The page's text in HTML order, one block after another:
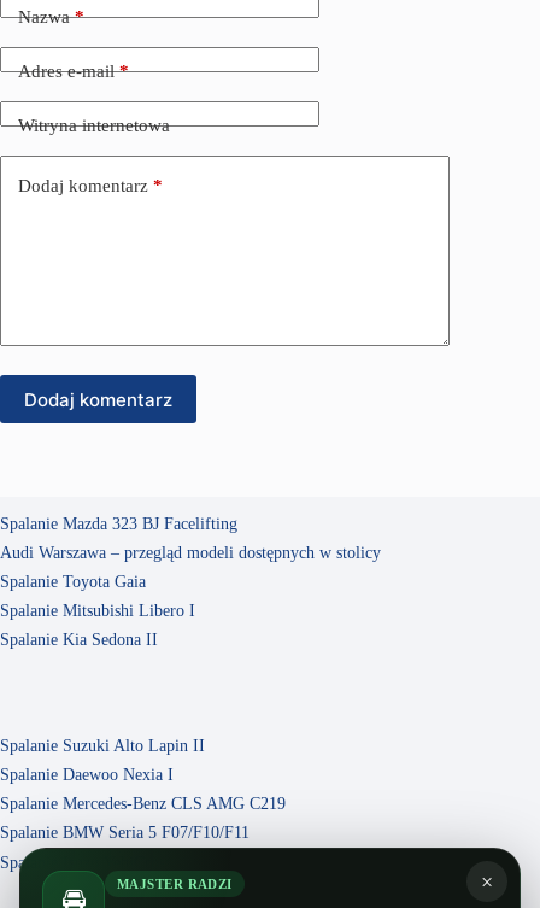
Nazwa*
Adres e-mail*
Witryna internetowa
Dodaj komentarz *
Dodaj komentarz
Spalanie Mazda 323 BJ Facelifting
Audi Warszawa – przegląd modeli dostępnych w stolicy
Spalanie Toyota Gaia
Spalanie Mitsubishi Libero I
Spalanie Kia Sedona II
Spalanie Suzuki Alto Lapin II
Spalanie Daewoo Nexia I
Spalanie Mercedes-Benz CLS AMG C219
Spalanie BMW Seria 5 F07/F10/F11
Spalanie Isuzu VehiCross
×
🚘 MAJSTER RADZI